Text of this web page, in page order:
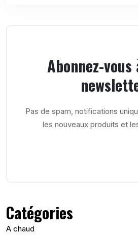
Abonnez-
Pas de spam, notifications
les nouveaux produits et
Catégories
A chaud